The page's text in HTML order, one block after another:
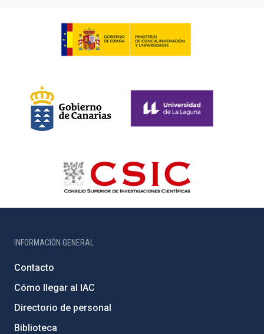
INFORMACIÓN GENERAL
Contacto
Cómo llegar al IAC
Directorio de personal
Biblioteca